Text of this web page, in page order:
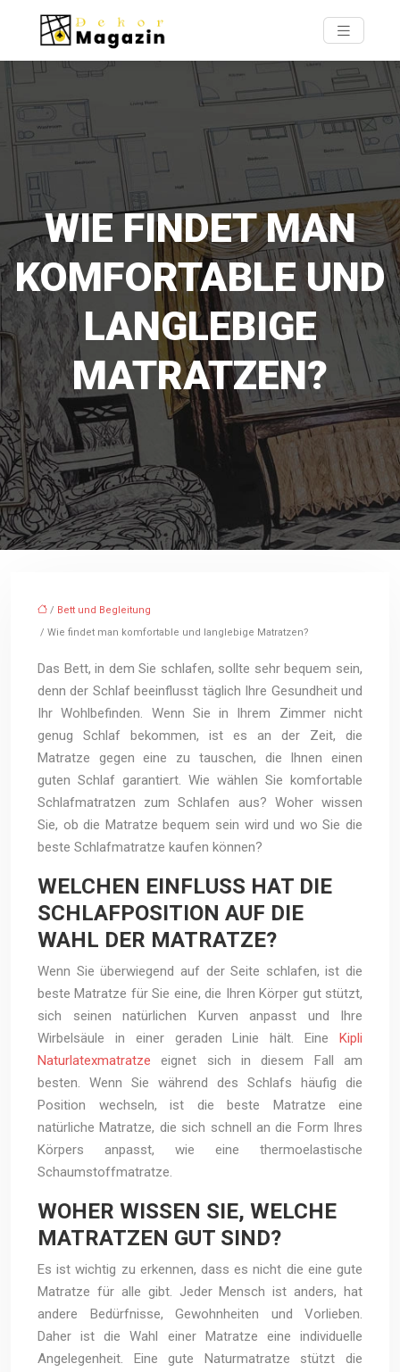
WIE FINDET MAN
KOMFORTABLE UND
LANGLEBIGE
MATRATZEN?
/ Bett und Begleitung
/ Wie findet man komfortable und langlebige Matratzen?
Das Bett, in dem Sie schlafen, sollte sehr bequem sein,
denn der Schlaf beeinflusst täglich Ihre Gesundheit und
Ihr Wohlbefinden. Wenn Sie in Ihrem Zimmer nicht
genug Schlaf bekommen, ist es an der Zeit, die
Matratze gegen eine zu tauschen, die Ihnen einen
guten Schlaf garantiert. Wie wählen Sie komfortable
Schlafmatratzen zum Schlafen aus? Woher wissen
Sie, ob die Matratze bequem sein wird und wo Sie die
beste Schlafmatratze kaufen können?
WELCHEN EINFLUSS HAT DIE
SCHLAFPOSITION AUF DIE
WAHL DER MATRATZE?
Wenn Sie überwiegend auf der Seite schlafen, ist die
beste Matratze für Sie eine, die Ihren Körper gut stützt,
sich seinen natürlichen Kurven anpasst und Ihre
Wirbelsäule in einer geraden Linie hält. Eine Kipli
Naturlatexmatratze eignet sich in diesem Fall am
besten. Wenn Sie während des Schlafs häufig die
Position wechseln, ist die beste Matratze eine
natürliche Matratze, die sich schnell an die Form Ihres
Körpers anpasst, wie eine thermoelastische
Schaumstoffmatratze.
WOHER WISSEN SIE, WELCHE
MATRATZEN GUT SIND?
Es ist wichtig zu erkennen, dass es nicht die eine gute
Matratze für alle gibt. Jeder Mensch ist anders, hat
andere Bedürfnisse, Gewohnheiten und Vorlieben.
Daher ist die Wahl einer Matratze eine individuelle
Angelegenheit. Eine gute Naturmatratze stützt die